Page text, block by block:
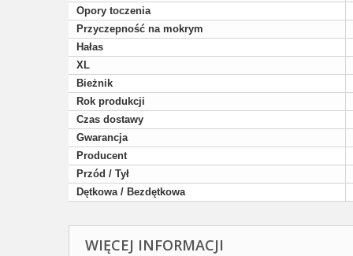
Opory toczenia
Przyczepność na mokrym
Hałas
XL
Bieżnik
Rok produkcji
Czas dostawy
Gwarancja
Producent
Przód / Tył
Dętkowa / Bezdętkowa
WIĘCEJ INFORMACJI